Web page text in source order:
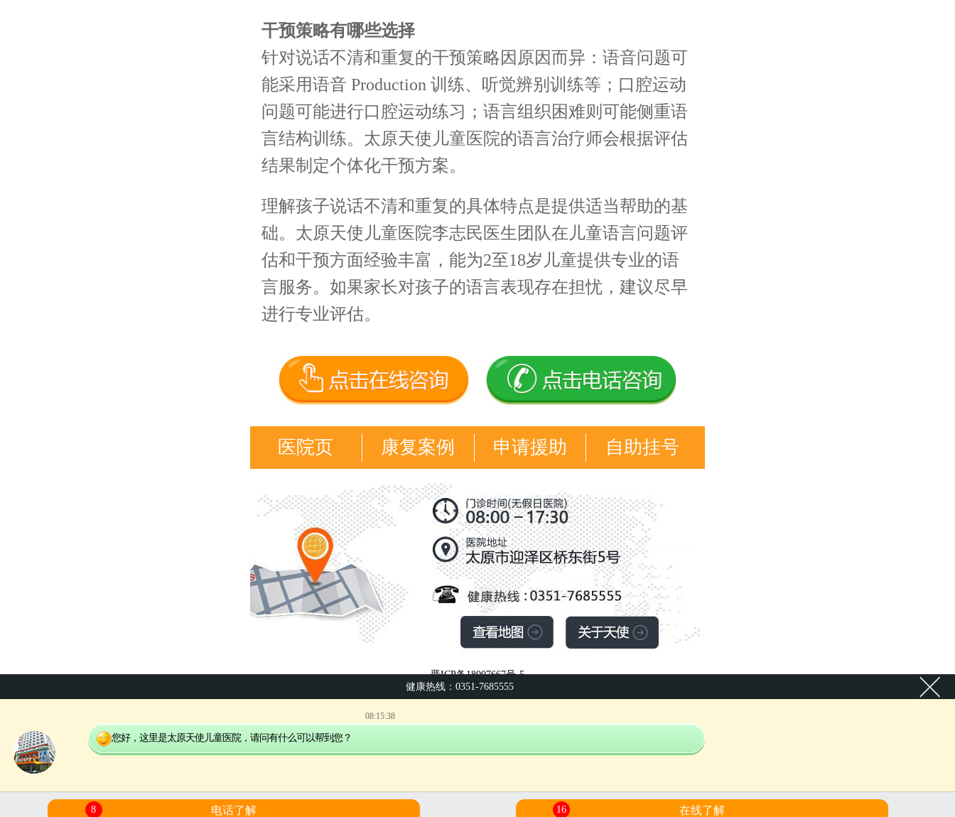
干预策略有哪些选择
针对说话不清和重复的干预策略因原因而异：语音问题可
能采用语音 Production 训练、听觉辨别训练等；口腔运动
问题可能进行口腔运动练习；语言组织困难则可能侧重语
言结构训练。太原天使儿童医院的语言治疗师会根据评估
结果制定个体化干预方案。
理解孩子说话不清和重复的具体特点是提供适当帮助的基
础。太原天使儿童医院李志民医生团队在儿童语言问题评
估和干预方面经验丰富，能为2至18岁儿童提供专业的语
言服务。如果家长对孩子的语言表现存在担忧，建议尽早
进行专业评估。
医院页 康复案例 申请援助 自助挂号
晋ICP备18007667号-5
晋公网安备 14010602060684号
医疗广告审查证明文号:晋医广【2026】06-23-01455号
健康热线：0351-7685555
08:15:38
您好，这里是太原天使儿童医院，请问有什么可以帮到您？
8 电话了解 16 在线了解
预约挂号 专家会诊 返回首页